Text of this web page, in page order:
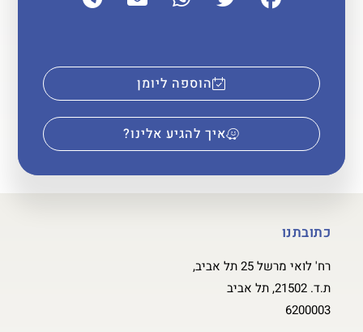
הוספה ליומן
איך להגיע אלינו?
כתובתנו
רח' לואי מרשל 25 תל אביב,
ת.ד. 21502, תל אביב
6200003